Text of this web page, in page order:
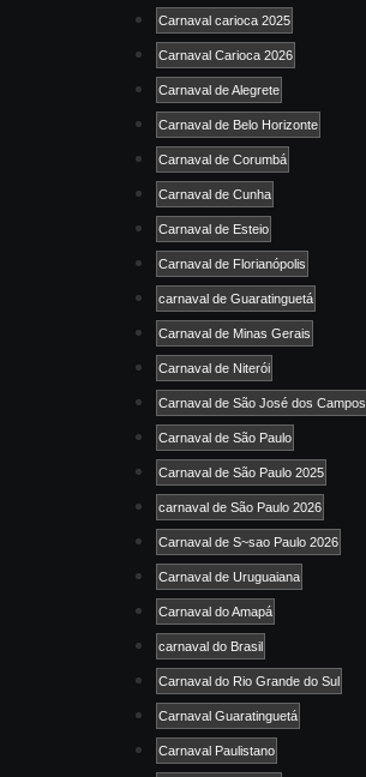
Carnaval carioca 2025
Carnaval Carioca 2026
Carnaval de Alegrete
Carnaval de Belo Horizonte
Carnaval de Corumbá
Carnaval de Cunha
Carnaval de Esteio
Carnaval de Florianópolis
carnaval de Guaratinguetá
Carnaval de Minas Gerais
Carnaval de Niterói
Carnaval de São José dos Campos
Carnaval de São Paulo
Carnaval de São Paulo 2025
carnaval de São Paulo 2026
Carnaval de S~sao Paulo 2026
Carnaval de Uruguaiana
Carnaval do Amapá
carnaval do Brasil
Carnaval do Rio Grande do Sul
Carnaval Guaratinguetá
Carnaval Paulistano